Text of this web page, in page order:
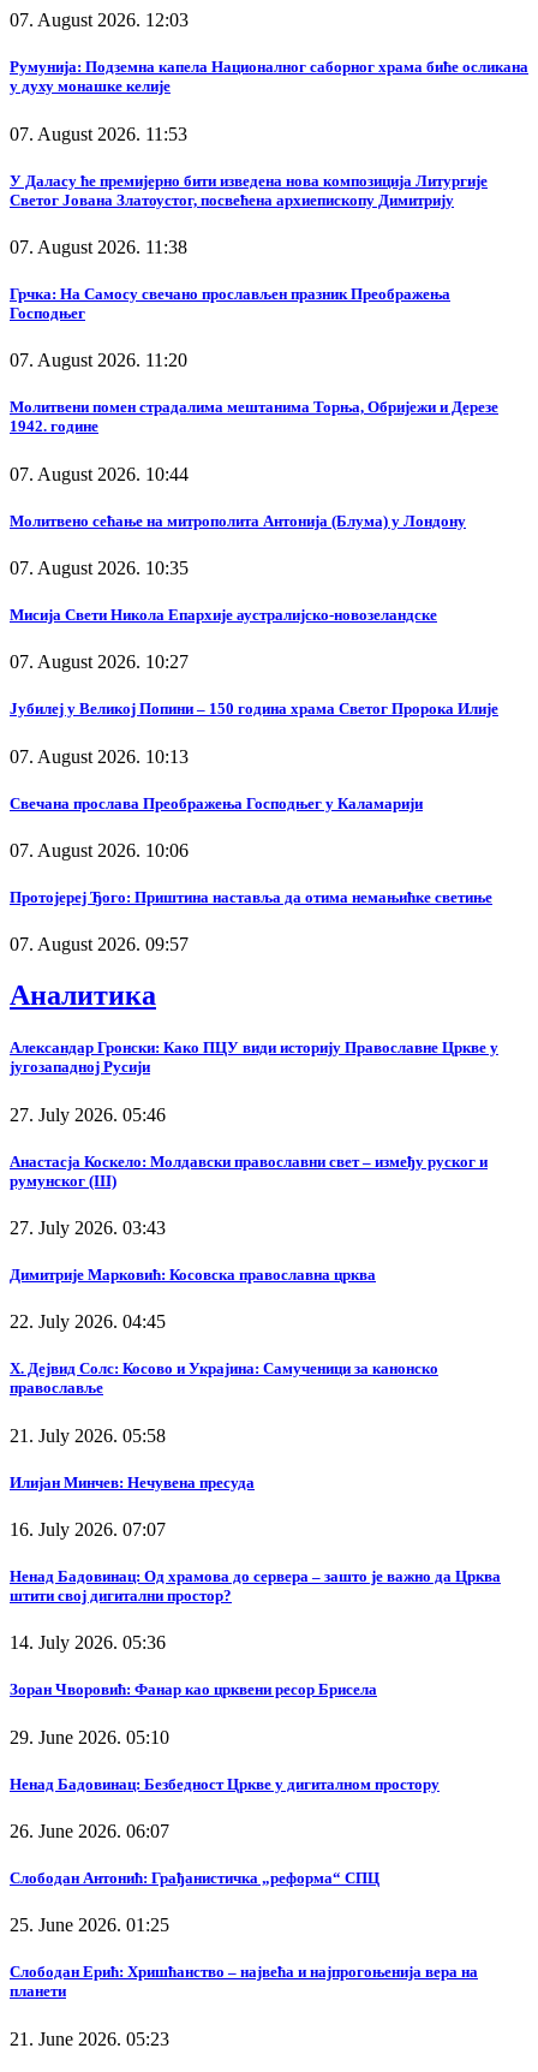
07. August 2026. 12:03
Румунија: Подземна капела Националног саборног храма биће осликана
у духу монашке келије
07. August 2026. 11:53
У Даласу ће премијерно бити изведена нова композиција Литургије
Светог Јована Златоустог, посвећена архиепископу Димитрију
07. August 2026. 11:38
Грчка: На Самосу свечано прослављен празник Преображења
Господњег
07. August 2026. 11:20
Молитвени помен страдалима мештанима Торња, Обријежи и Дерезе
1942. године
07. August 2026. 10:44
Молитвено сећање на митрополита Антонија (Блума) у Лондону
07. August 2026. 10:35
Мисија Свети Никола Епархије аустралијско-новозеландске
07. August 2026. 10:27
Јубилеј у Великој Попини – 150 година храма Светог Пророка Илије
07. August 2026. 10:13
Свечана прослава Преображења Господњег у Каламарији
07. August 2026. 10:06
Протојереј Ђого: Приштина наставља да отима немањићке светиње
07. August 2026. 09:57
Аналитика
Александар Гронски: Како ПЦУ види историју Православне Цркве у
југозападној Русији
27. July 2026. 05:46
Анастасја Коскело: Молдавски православни свет – између руског и
румунског (III)
27. July 2026. 03:43
Димитрије Марковић: Косовска православна црква
22. July 2026. 04:45
Х. Дејвид Солс: Косово и Украјина: Самученици за канонско
православље
21. July 2026. 05:58
Илијан Минчев: Нечувена пресуда
16. July 2026. 07:07
Ненад Бадовинац: Од храмова до сервера – зашто је важно да Црква
штити свој дигитални простор?
14. July 2026. 05:36
Зоран Чворовић: Фанар као црквени ресор Брисела
29. June 2026. 05:10
Ненад Бадовинац: Безбедност Цркве у дигиталном простору
26. June 2026. 06:07
Слободан Антонић: Грађанистичка „реформа“ СПЦ
25. June 2026. 01:25
Слободан Ерић: Хришћанство – највећа и најпрогоњенија вера на
планети
21. June 2026. 05:23